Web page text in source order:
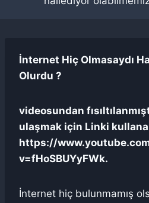
İnternet Hiç Olmasaydı
Olurdu ?
videosundan
ulaşmak için Linki
https://
v=fHoSBUYyFWk.
İnternet hiç bulunmamış